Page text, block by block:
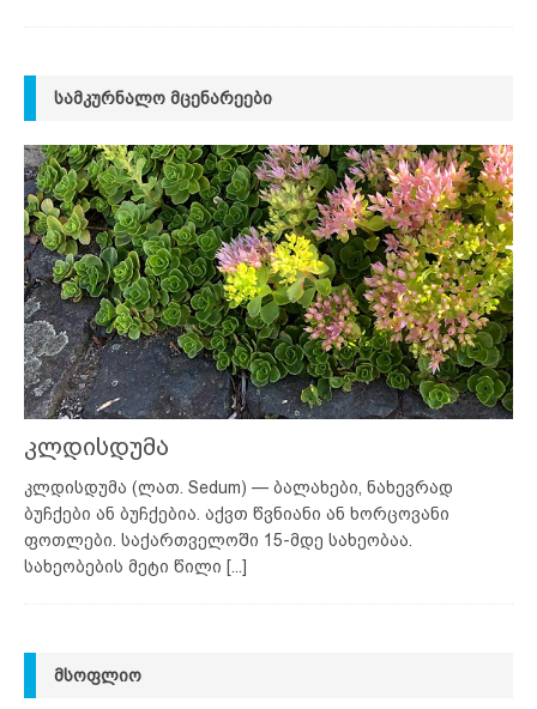
ᲡᲐᲛᲙᲣᲠᲜᲐᲚᲝ ᲛᲪᲔᲜᲐᲠᲔᲔᲑᲘ
კლდისდუმა
კლდისდუმა (ლათ. Sedum) — ბალახები, ნახევრად
ბუჩქები ან ბუჩქებია. აქვთ წვნიანი ან ხორცოვანი
ფოთლები. საქართველოში 15-მდე სახეობაა.
სახეობების მეტი წილი [...]
ᲛᲡᲝᲤᲚᲘᲝ